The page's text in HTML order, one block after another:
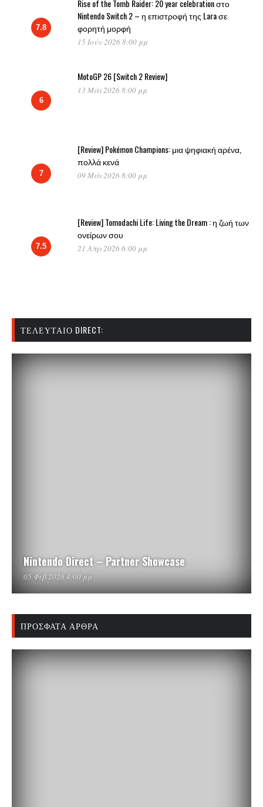
7.8
Rise of the Tomb Raider: 20 year celebration στο
Nintendo Switch 2 – η επιστροφή της Lara σε
φορητή μορφή
15 Ιούν 2026 8:00 μμ
6
MotoGP 26 [Switch 2 Review]
13 Μάι 2026 8:00 μμ
7
[Review] Pokémon Champions: μια ψηφιακή αρένα,
πολλά κενά
09 Μάι 2026 8:00 μμ
7.5
[Review] Tomodachi Life: Living the Dream : η ζωή των
ονείρων σου
21 Απρ 2026 6:00 μμ
ΤΕΛΕΥΤΑΊΟ DIRECT:
Nintendo Direct – Partner Showcase
05 Φεβ 2026 4:00 μμ
ΠΡΌΣΦΑΤΑ ΆΡΘΡΑ